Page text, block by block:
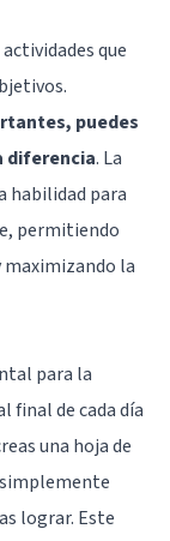
que
puedes
diferencia. La
habilidad para
permitiendo
maximizando la
para la
final de cada día
una hoja de
lograr. Este